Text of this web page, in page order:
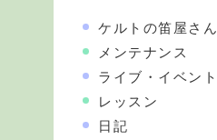
ケルトの笛屋さん
メンテナンス
ライブ・イベント
レッスン
日記